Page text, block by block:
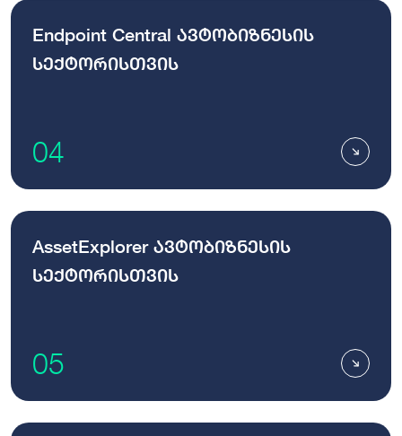
Endpoint Central ავტობიზნესის
სექტორისთვის
04
AssetExplorer ავტობიზნესის
სექტორისთვის
05